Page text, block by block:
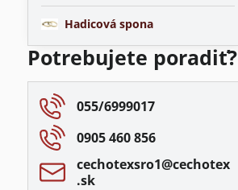
Hadicová spona
Potrebujete poradiť?
055/6999017
0905 460 856
cechotexsro1​@cechotex​
.sk